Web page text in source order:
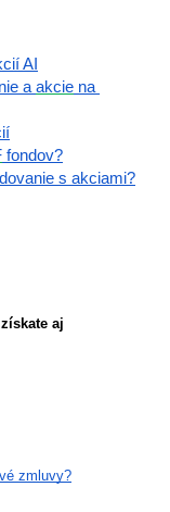
AI
a akcie na
fondov?
s akciami?
aj
zmluvy?